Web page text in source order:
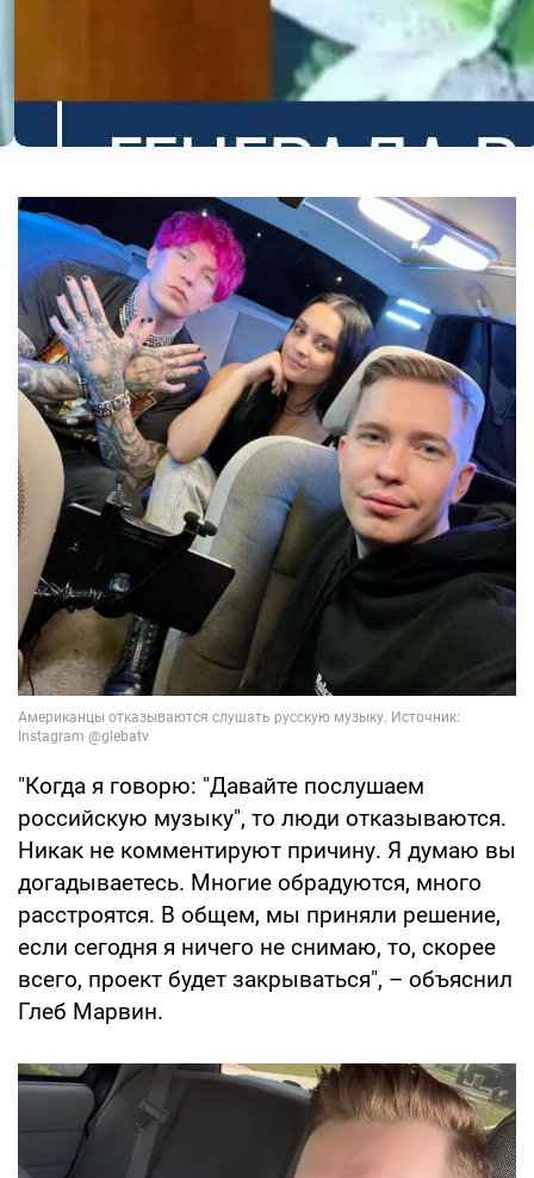
"Когда я говорю: "Давайте послушаем
российскую музыку", то люди отказываются.
Никак не комментируют причину. Я думаю вы
догадываетесь. Многие обрадуются, много
расстроятся. В общем, мы приняли решение,
если сегодня я ничего не снимаю, то, скорее
всего, проект будет закрываться", – объяснил
Глеб Марвин.